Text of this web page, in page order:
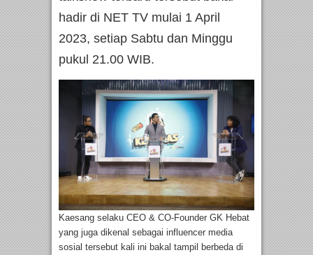
hadir di NET TV mulai 1 April
2023, setiap Sabtu dan Minggu
pukul 21.00 WIB.
Kaesang selaku CEO & CO-Founder GK Hebat
yang juga dikenal sebagai influencer media
sosial tersebut kali ini bakal tampil berbeda di